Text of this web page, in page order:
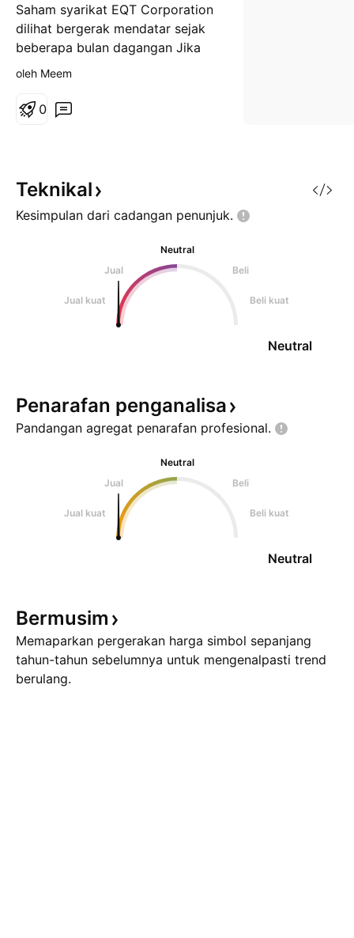
Saham syarikat EQT Corporation
dilihat bergerak mendatar sejak
beberapa bulan dagangan Jika
dilihat pada carta harian,
bergerak dalam corak carta segi
corak carta namun volum berada
di
oleh Meem
0
Teknikal
Kesimpulan dari cadangan penunjuk.
Neutral
Jual
Beli
Jual kuat Beli kuat
Neutral
Penarafan penganalisa
Pandangan agregat penarafan profesional.
Neutral
Jual
Beli
Jual kuat Beli kuat
Neutral
Bermusim
Memaparkan pergerakan harga simbol sepanjang
tahun-tahun sebelumnya untuk mengenalpasti trend
berulang.